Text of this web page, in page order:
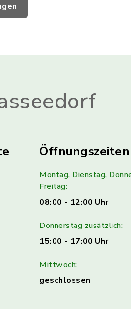
Montag, Dienstag,
Freitag:
08:00 - 12:00 Uhr
Donnerstag zusätzlich:
15:00 - 17:00 Uhr
Mittwoch:
geschlossen